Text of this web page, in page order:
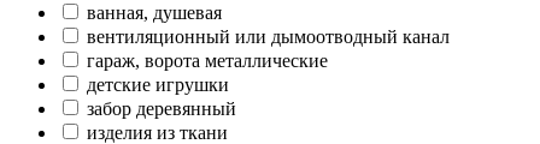
ванная, душевая
вентиляционный или дымоотводный канал
гараж, ворота металлические
детские игрушки
забор деревянный
изделия из ткани